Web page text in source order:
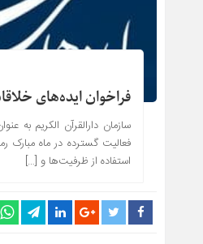
فراخوان ایده‌های
سازمان دارالقرآن الکریم به
استفاده از ظرفیت‌ها و […]